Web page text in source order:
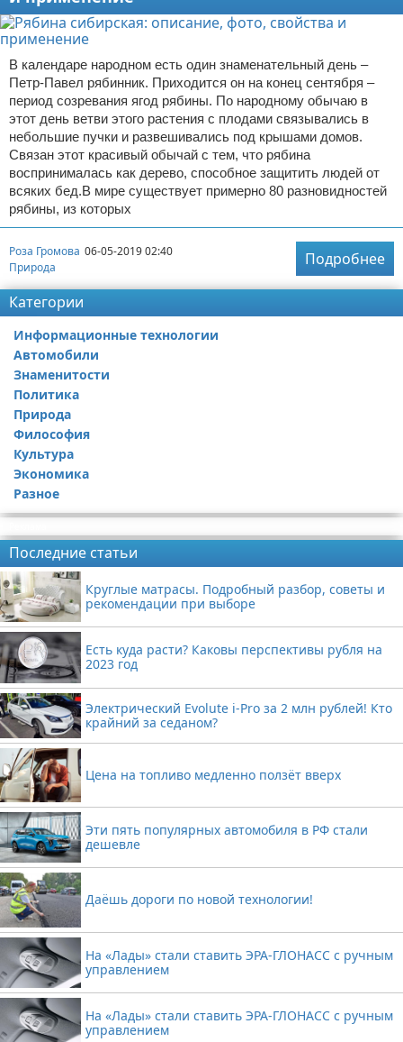
В календаре народном есть один знаменательный день –
Петр-Павел рябинник. Приходится он на конец сентября –
период созревания ягод рябины. По народному обычаю в
этот день ветви этого растения с плодами связывались в
небольшие пучки и развешивались под крышами домов.
Связан этот красивый обычай с тем, что рябина
воспринималась как дерево, способное защитить людей от
всяких бед.В мире существует примерно 80 разновидностей
рябины, из которых
Роза Громова 06-05-2019 02:40
Природа
Подробнее
Категории
Информационные технологии
Автомобили
Знаменитости
Политика
Природа
Философия
Культура
Экономика
Разное
Последние статьи
Круглые матрасы. Подробный разбор, советы и
рекомендации при выборе
Есть куда расти? Каковы перспективы рубля на
2023 год
Электрический Evolute i-Pro за 2 млн рублей! Кто
крайний за седаном?
Цена на топливо медленно ползёт вверх
Эти пять популярных автомобиля в РФ стали
дешевле
Даёшь дороги по новой технологии!
На «Лады» стали ставить ЭРА-ГЛОНАСС с ручным
управлением
На «Лады» стали ставить ЭРА-ГЛОНАСС с ручным
управлением